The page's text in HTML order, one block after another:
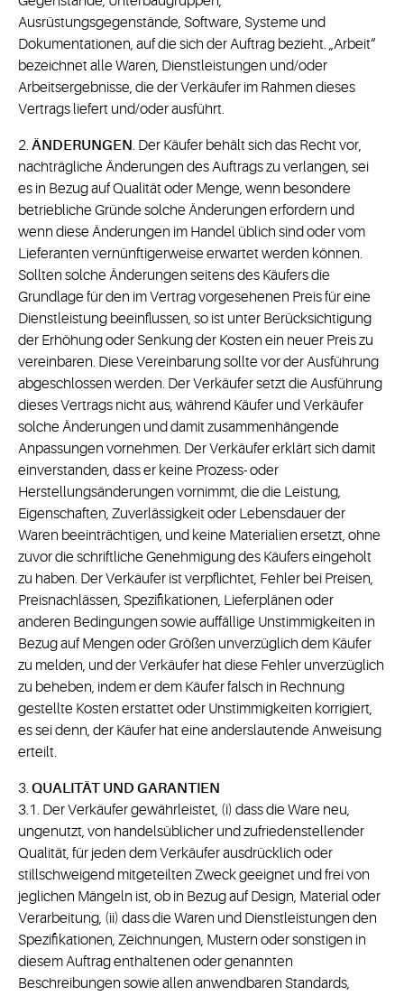
Ausrüstungsgegenstände, Software, Systeme und
Dokumentationen, auf die sich der Auftrag bezieht. „Arbeit“
bezeichnet alle Waren, Dienstleistungen und/oder
Arbeitsergebnisse, die der Verkäufer im Rahmen dieses
Vertrags liefert und/oder ausführt.
2. ÄNDERUNGEN. Der Käufer behält sich das Recht vor,
nachträgliche Änderungen des Auftrags zu verlangen, sei
es in Bezug auf Qualität oder Menge, wenn besondere
betriebliche Gründe solche Änderungen erfordern und
wenn diese Änderungen im Handel üblich sind oder vom
Lieferanten vernünftigerweise erwartet werden können.
Sollten solche Änderungen seitens des Käufers die
Grundlage für den im Vertrag vorgesehenen Preis für eine
Dienstleistung beeinflussen, so ist unter Berücksichtigung
der Erhöhung oder Senkung der Kosten ein neuer Preis zu
vereinbaren. Diese Vereinbarung sollte vor der Ausführung
abgeschlossen werden. Der Verkäufer setzt die Ausführung
dieses Vertrags nicht aus, während Käufer und Verkäufer
solche Änderungen und damit zusammenhängende
Anpassungen vornehmen. Der Verkäufer erklärt sich damit
einverstanden, dass er keine Prozess- oder
Herstellungsänderungen vornimmt, die die Leistung,
Eigenschaften, Zuverlässigkeit oder Lebensdauer der
Waren beeinträchtigen, und keine Materialien ersetzt, ohne
zuvor die schriftliche Genehmigung des Käufers eingeholt
zu haben. Der Verkäufer ist verpflichtet, Fehler bei Preisen,
Preisnachlässen, Spezifikationen, Lieferplänen oder
anderen Bedingungen sowie auffällige Unstimmigkeiten in
Bezug auf Mengen oder Größen unverzüglich dem Käufer
zu melden, und der Verkäufer hat diese Fehler unverzüglich
zu beheben, indem er dem Käufer falsch in Rechnung
gestellte Kosten erstattet oder Unstimmigkeiten korrigiert,
es sei denn, der Käufer hat eine anderslautende Anweisung
erteilt.
3. QUALITÄT UND GARANTIEN
3.1. Der Verkäufer gewährleistet, (i) dass die Ware neu,
ungenutzt, von handelsüblicher und zufriedenstellender
Qualität, für jeden dem Verkäufer ausdrücklich oder
stillschweigend mitgeteilten Zweck geeignet und frei von
jeglichen Mängeln ist, ob in Bezug auf Design, Material oder
Verarbeitung, (ii) dass die Waren und Dienstleistungen den
Spezifikationen, Zeichnungen, Mustern oder sonstigen in
diesem Auftrag enthaltenen oder genannten
Beschreibungen sowie allen anwendbaren Standards,